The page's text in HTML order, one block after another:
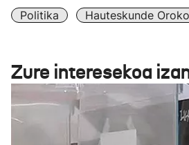
Politika Hauteskunde
Zure interesekoa